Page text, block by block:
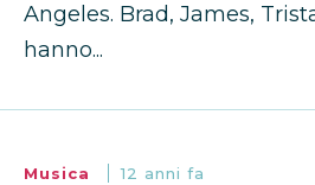
Angeles. Brad, James,
hanno...
Musica 12 anni fa